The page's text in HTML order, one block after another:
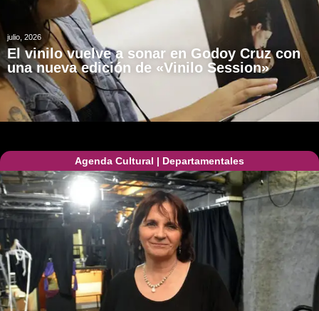
julio, 2026
El vinilo vuelve a sonar en Godoy Cruz con
una nueva edición de «Vinilo Session»
Agenda Cultural | Departamentales